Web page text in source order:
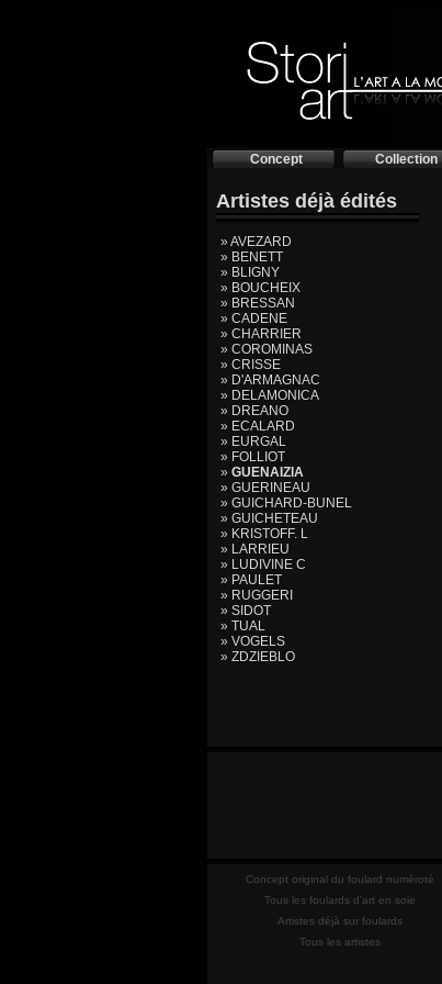
Concept Collection
Artistes déjà édités
» AVEZARD
» BENETT
» BLIGNY
» BOUCHEIX
» BRESSAN
» CADENE
» CHARRIER
» COROMINAS
» CRISSE
» D'ARMAGNAC
» DELAMONICA
» DREANO
» ECALARD
» EURGAL
» FOLLIOT
» GUENAIZIA
» GUERINEAU
» GUICHARD-BUNEL
» GUICHETEAU
» KRISTOFF. L
» LARRIEU
» LUDIVINE C
» PAULET
» RUGGERI
» SIDOT
» TUAL
» VOGELS
» ZDZIEBLO
Concept original du foulard numéroté
Tous les foulards d'art en soie
Artistes déjà sur foulards
Tous les artistes